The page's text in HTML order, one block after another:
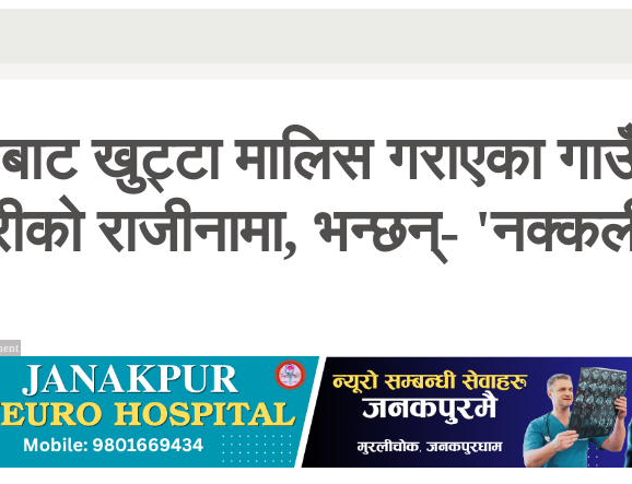
खुट्टा मालिस गराएका
राजीनामा, भन्छन्-